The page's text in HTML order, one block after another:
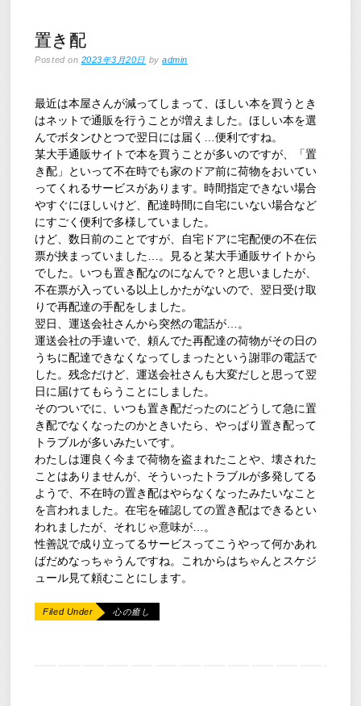
置き配
Posted on 2023年3月20日 byadmin
最近は本屋さんが減ってしまって、ほしい本を買うとき
はネットで通販を行うことが増えました。ほしい本を選
んでボタンひとつで翌日には届く…便利ですね。
某大手通販サイトで本を買うことが多いのですが、「置
き配」といって不在時でも家のドア前に荷物をおいてい
ってくれるサービスがあります。時間指定できない場合
やすぐにほしいけど、配達時間に自宅にいない場合など
にすごく便利で多様していました。
けど、数日前のことですが、自宅ドアに宅配便の不在伝
票が挟まっていました…。見ると某大手通販サイトから
でした。いつも置き配なのになんで？と思いましたが、
不在票が入っている以上しかたがないので、翌日受け取
りで再配達の手配をしました。
翌日、運送会社さんから突然の電話が…。
運送会社の手違いで、頼んでた再配達の荷物がその日の
うちに配達できなくなってしまったという謝罪の電話で
した。残念だけど、運送会社さんも大変だしと思って翌
日に届けてもらうことにしました。
そのついでに、いつも置き配だったのにどうして急に置
き配でなくなったのかときいたら、やっぱり置き配って
トラブルが多いみたいです。
わたしは運良く今まで荷物を盗まれたことや、壊された
ことはありませんが、そういったトラブルが多発してる
ようで、不在時の置き配はやらなくなったみたいなこと
を言われました。在宅を確認しての置き配はできるとい
われましたが、それじゃ意味が…。
性善説で成り立ってるサービスってこうやって何かあれ
ばだめなっちゃうんですね。これからはちゃんとスケジ
ュール見て頼むことにします。
Filed Under 心の癒し